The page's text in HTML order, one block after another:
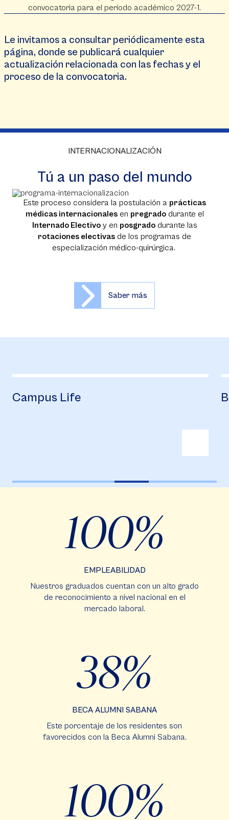
convocatoria para el período académico 2027-1.
Le invitamos a consultar periódicamente esta
página, donde se publicará cualquier
actualización relacionada con las fechas y el
proceso de la convocatoria.
INTERNACIONALIZACIÓN
Tú a un paso del mundo
Este proceso considera la postulación a prácticas
médicas internacionalesen pregradodurante el
Internado Electivoy en posgradodurante las
rotaciones electivas de los programas de
especialización médico-quirúrgica.
Saber más
Campus Life
100
EMPLEABILIDAD
Nuestros graduados cuentan con un alto grado
de reconocimiento a nivel nacional en el
mercado laboral.
38
BECA ALUMNI SABANA
Este porcentaje de los residentes son
favorecidos con la Beca Alumni Sabana.
100